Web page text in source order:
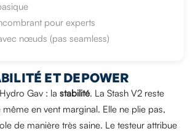
pour experts
nœuds (pas seamless)
ET DEPOWER
Gav : la stabilité. La Stash V2 reste
en vent marginal. Elle ne plie pas,
de manière très saine. Le testeur attribue